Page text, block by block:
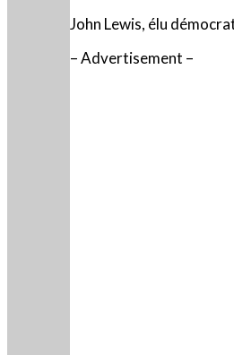
John Lewis, élu
– Advertisement –